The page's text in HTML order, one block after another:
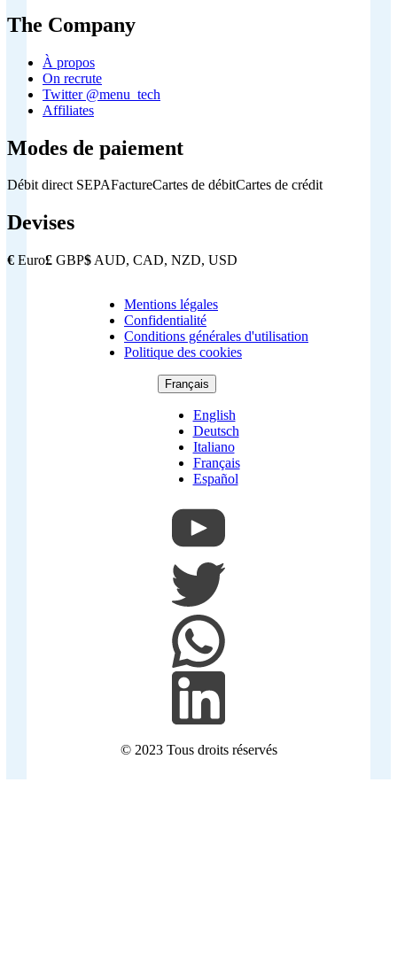
The Company
À propos
On recrute
Twitter @menu_tech
Affiliates
Modes de paiement
Débit direct SEPAFactureCartes de débitCartes de crédit
Devises
€ Euro£ GBP$ AUD, CAD, NZD, USD
Copyright
Footer
Mentions légales
Confidentialité
Conditions générales d'utilisation
Politique des cookies
Français
English
Deutsch
Italiano
Français
Español
© 2023 Tous droits réservés